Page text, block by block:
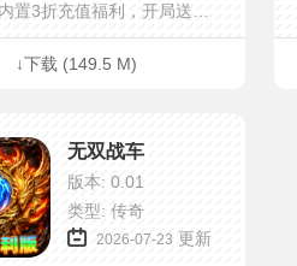
置3折充值福利，开局送超
神器，范围拾取、刀刀绿
号爆率+30%，切割
专属装备，BOSS光柱爆满
器等你来战！
↓下载 (149.5 M)
无双战车
版本: 0.01
类型: 传奇
2026-07-23 更新